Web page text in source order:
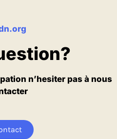
n’hesiter pas à nous